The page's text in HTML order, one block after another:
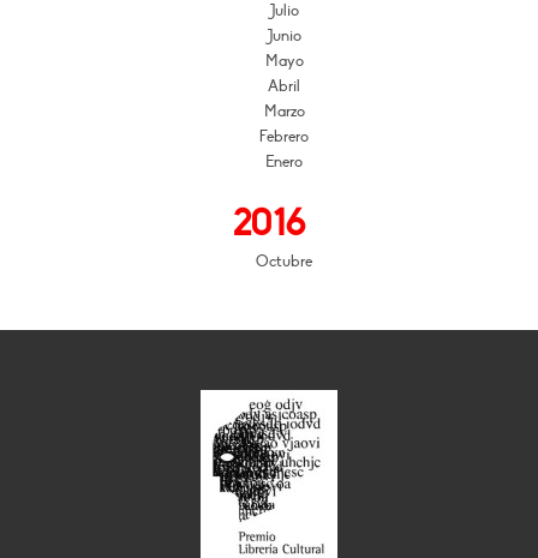
Julio
Junio
Mayo
Abril
Marzo
Febrero
Enero
2016
Octubre